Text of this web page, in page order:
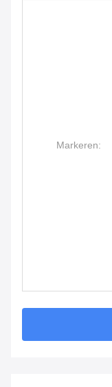
Markeren: